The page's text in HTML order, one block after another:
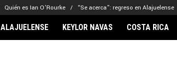
Quién es Ian O’Rourke “Se acerca”: regreso en Alajuelense
ALAJUELENSE KEYLOR NAVAS COSTA RICA